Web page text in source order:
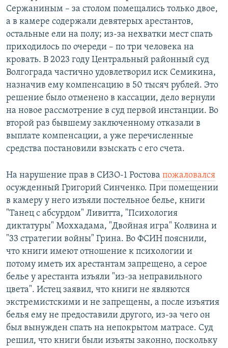
Сержаниным – за столом помещались только двое,
а в камере содержали девятерых арестантов,
остальные ели на полу; из-за нехватки мест спать
приходилось по очереди – по три человека на
кровать. В 2023 году Центральный районный суд
Волгограда частично удовлетворил иск Семикина,
назначив ему компенсацию в 50 тысяч рублей. Это
решение было отменено в кассации, дело вернули
на новое рассмотрение в суд первой инстанции. Во
второй раз бывшему заключенному отказали в
выплате компенсации, а уже перечисленные
средства постановили взыскать с его счета.
На нарушение прав в СИЗО-1 Ростова пожаловался
осужденный Григорий Синченко. При помещении
в камеру у него изъяли постельное белье, книги
"Танец с абсурдом" Ливитта, "Психология
диктатуры" Моххадама, "Двойная игра" Колвина и
"33 стратегии войны" Грина. Во ФСИН пояснили,
что книги имеют отношение к психологии и
потому иметь их арестантам запрещено, а серое
белье у арестанта изъяли "из-за неправильного
цвета". Истец заявил, что книги не являются
экстремистскими и не запрещены, а после изъятия
белья ему не предоставили другого, из-за чего он
был вынужден спать на непокрытом матрасе. Суд
решил, что книги были изъяты законно, поскольку